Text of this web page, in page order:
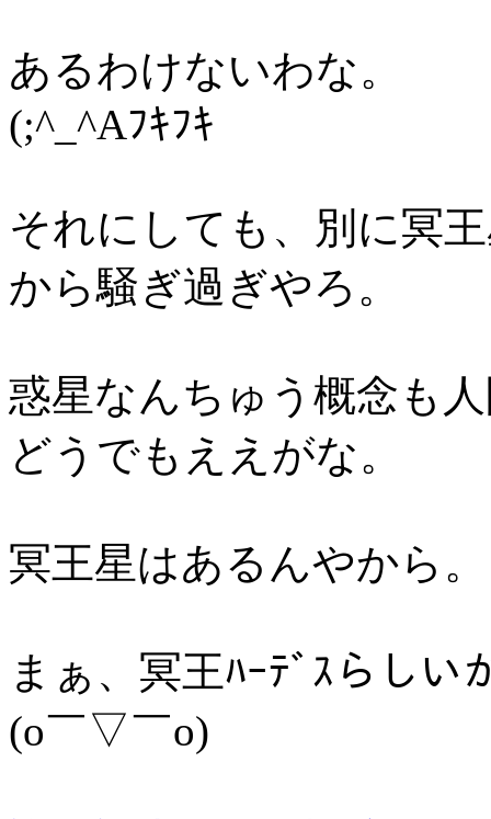
あるわけないわな。
(;^_^Aﾌｷﾌｷ
それにしても、別に冥
から騒ぎ過ぎやろ。
惑星なんちゅう概念も
どうでもええがな。
冥王星はあるんやから。
まぁ、冥王ﾊｰﾃﾞｽらしい
(o￣▽￣o)